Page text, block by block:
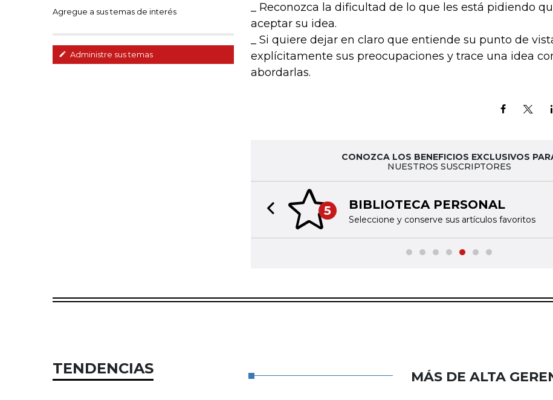
Agregue a sus temas de interés
Administre sus temas
_ Reconozca la dificultad de lo que les está pidiendo
aceptar su idea.
_ Si quiere dejar en claro que entiende su punto de
explícitamente sus preocupaciones y trace una idea
abordarlas.
CONOZCA LOS BENEFICIOS EXCLUSIVOS
NUESTROS SUSCRIPTORES
5 BIBLIOTECA PERSONAL
Seleccione y conserve sus artículos favoritos
Previous slide
TENDENCIAS MÁS DE ALTA